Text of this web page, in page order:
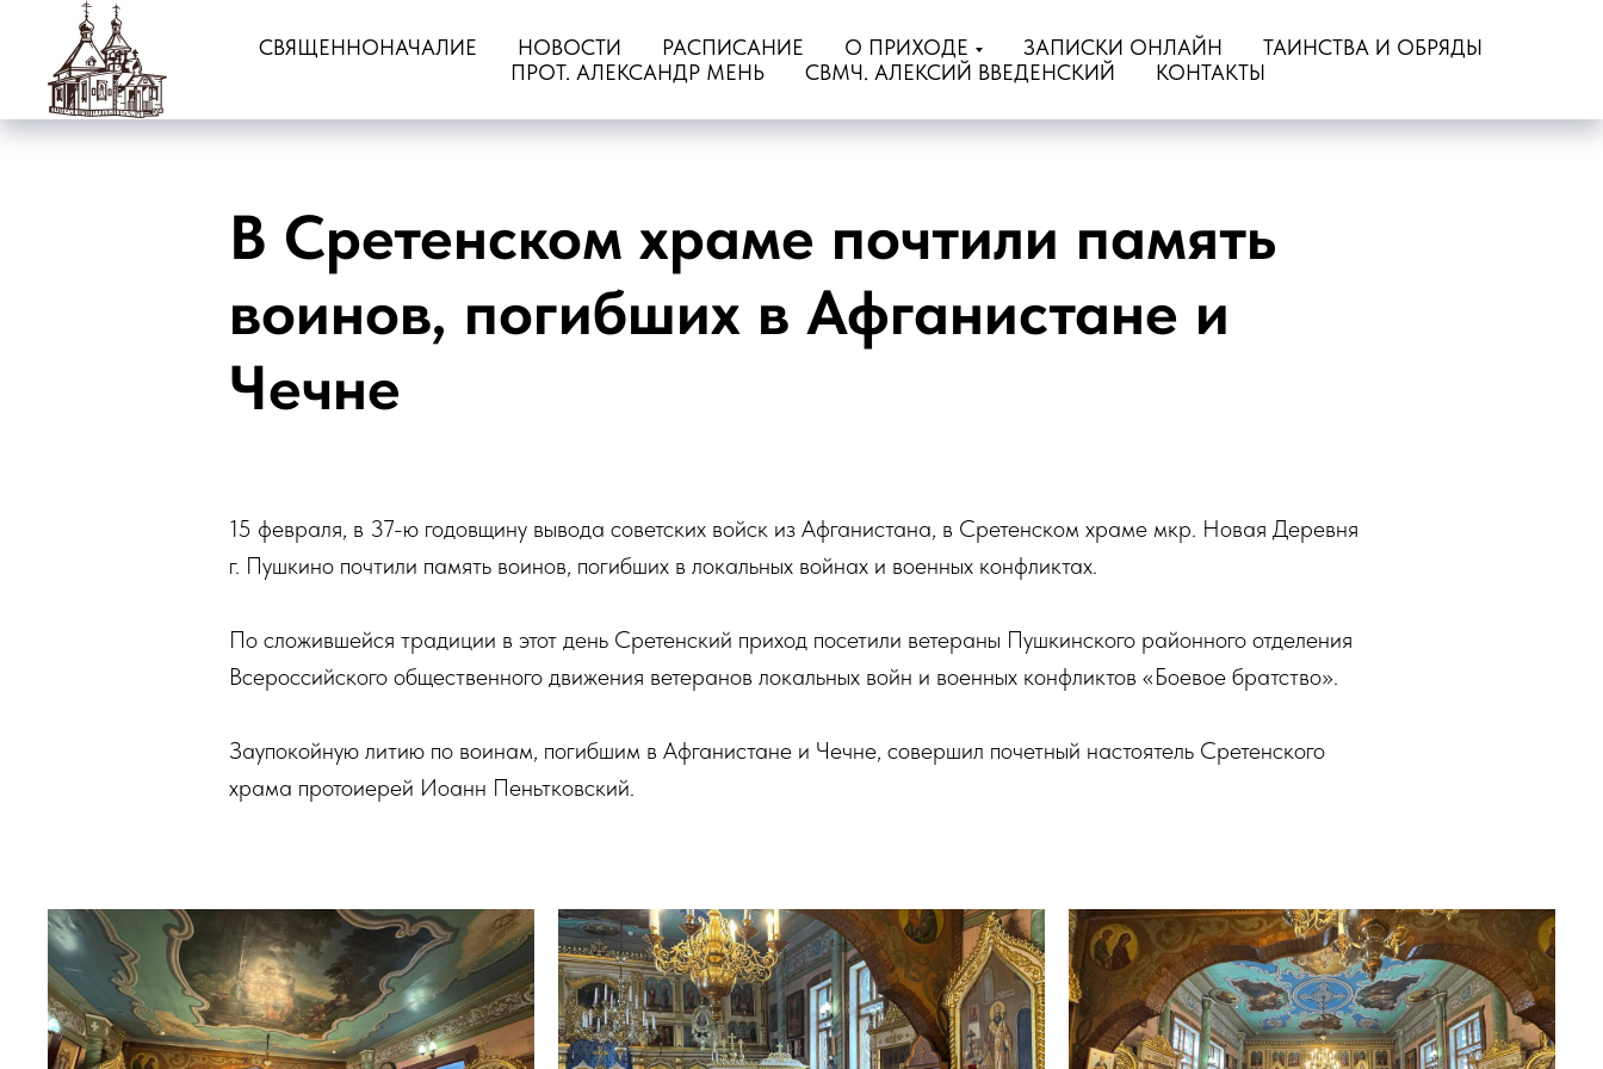
СВЯЩЕННОНАЧАЛИЕ НОВОСТИ РАСПИСАНИЕ О ПРИХОДЕ ЗАПИСКИ ОНЛАЙН
ТАИНСТВА И ОБРЯДЫ
ПРОТ. АЛЕКСАНДР МЕНЬ
СВМЧ. АЛЕКСИЙ ВВЕДЕНСКИЙ КОНТАКТЫ
В Сретенском храме почтили память
воинов, погибших в Афганистане и
Чечне
15 февраля, в 37-ю годовщину вывода советских войск из Афганистана, в Сретенском храме мкр. Новая Деревня
г. Пушкино почтили память воинов, погибших в локальных войнах и военных конфликтах.
По сложившейся традиции в этот день Сретенский приход посетили ветераны Пушкинского районного отделения
Всероссийского общественного движения ветеранов локальных войн и военных конфликтов «Боевое братство».
Заупокойную литию по воинам, погибшим в Афганистане и Чечне, совершил почетный настоятель Сретенского
храма протоиерей Иоанн Пеньтковский.